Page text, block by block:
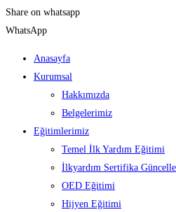
Share on whatsapp
WhatsApp
Anasayfa
Kurumsal
Hakkımızda
Belgelerimiz
Eğitimlerimiz
Temel İlk Yardım Eğitimi
İlkyardım Sertifika
OED Eğitimi
Hijyen Eğitimi